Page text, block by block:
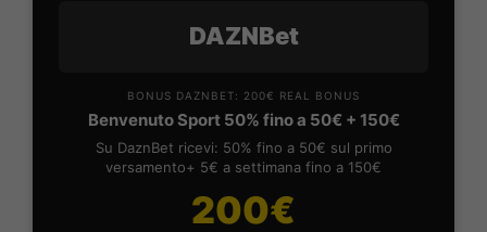
DAZNBet
BONUS DAZNBET: 200€ REAL BONUS
Benvenuto Sport 50% fino a 50€ + 150€
Su DaznBet ricevi: 50% fino a 50€ sul primo
versamento+ 5€ a settimana fino a 150€
200€